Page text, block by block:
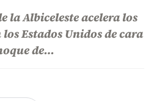
la Albiceleste acelera los
Estados Unidos de cara
de…